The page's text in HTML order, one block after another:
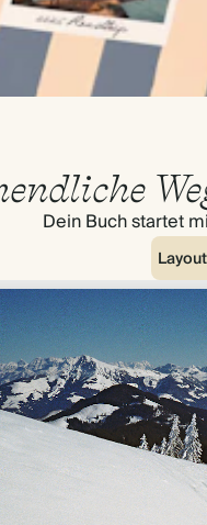
Dein Buch startet